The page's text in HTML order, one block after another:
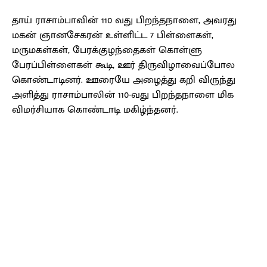
தாய் ராசாம்பாவின் 110 வது பிறந்தநாளை, அவரது
மகன் ஞானசேகரன் உள்ளிட்ட 7 பிள்ளைகள்,
மருமகள்கள், பேரக்குழந்தைகள் கொள்ளு
பேரப்பிள்ளைகள் கூடி, ஊர் திருவிழாவைப்போல
கொண்டாடினர். ஊரையே அழைத்து கறி விருந்து
அளித்து ராசாம்பாலின் 110-வது பிறந்தநாளை மிக
விமர்சியாக கொண்டாடி மகிழ்ந்தனர்.